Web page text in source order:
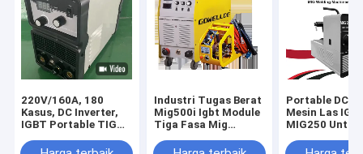
220V/160A, 180
Kasus, DC Inverter,
IGBT Portable TIG
Alat/Peralatan
Industri Tugas Berat
Mig500i Igbt Module
Tiga Fasa Mig
Portable DC
Mesin Las
MIG250 Untuk